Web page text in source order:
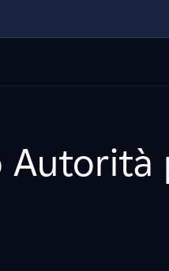
Autorità